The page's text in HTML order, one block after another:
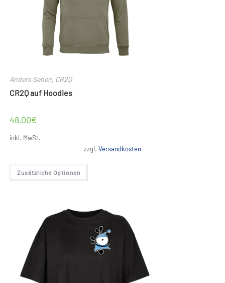
Anders Sehen, CR2Q
CR2Q auf Hoodies
48,00€
inkl. MwSt.
zzgl. Versandkosten
Zusätzliche Optionen
Dieses
weist
Die
Optionen
auf
der
Produktseite
gewählt